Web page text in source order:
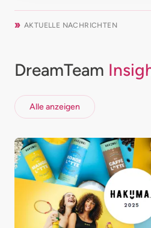
AKTUELLE NACHRICHTEN
DreamTeam
Alle anzeigen